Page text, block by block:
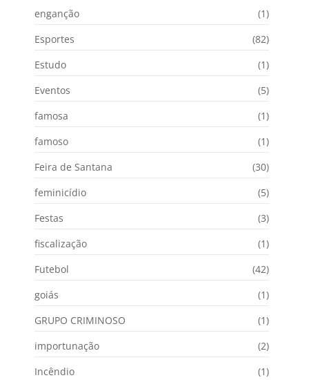
enganção
(1)
Esportes
(82)
Estudo
(1)
Eventos
(5)
famosa
(1)
famoso
(1)
Feira de Santana
(30)
feminicídio
(5)
Festas
(3)
fiscalização
(1)
Futebol
(42)
goiás
(1)
GRUPO CRIMINOSO
(1)
importunação
(2)
Incêndio
(1)